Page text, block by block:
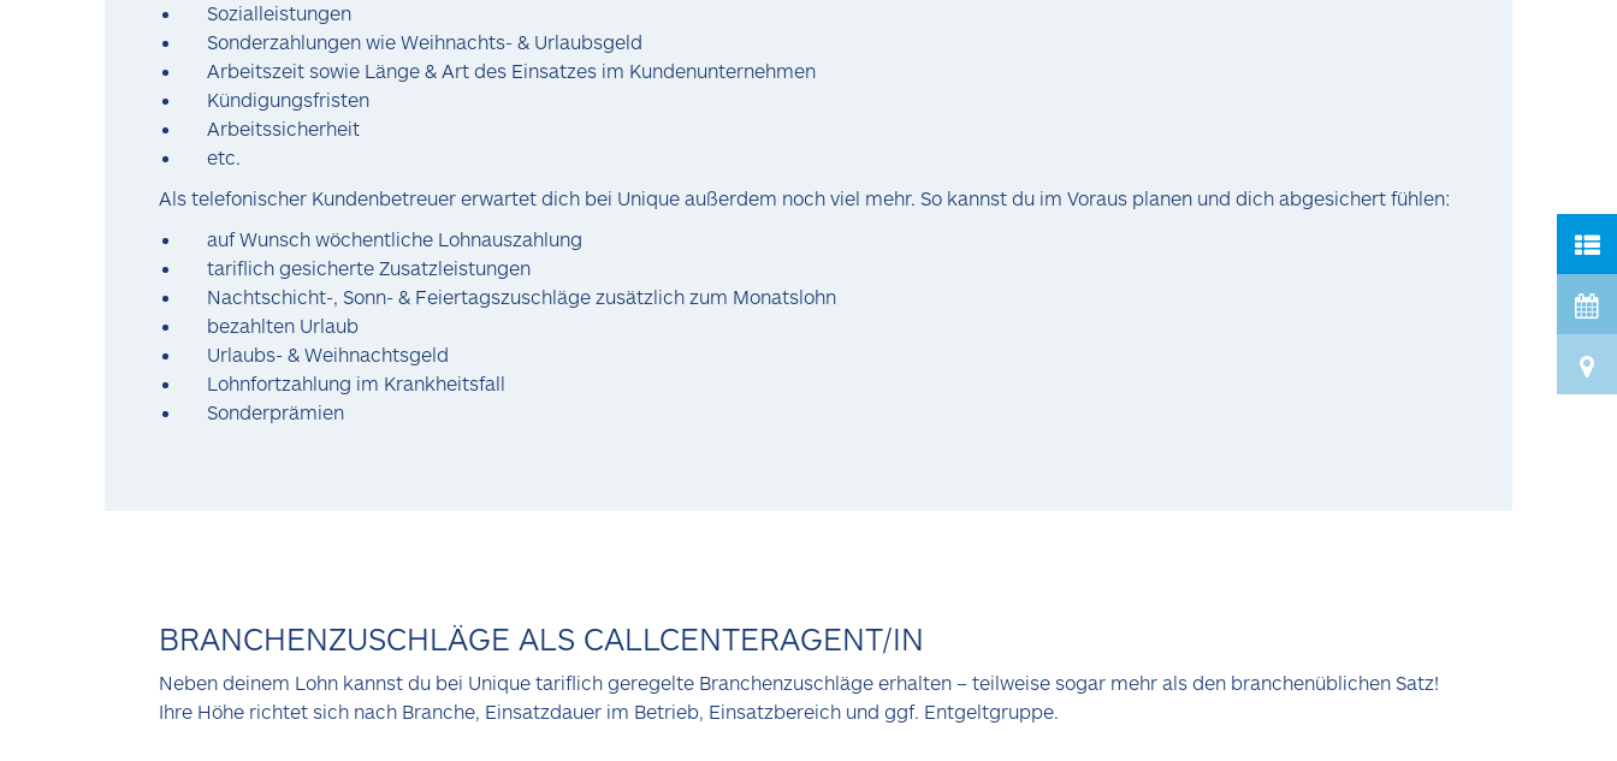
Sozialleistungen
Sonderzahlungen wie Weihnachts- & Urlaubsgeld
Arbeitszeit sowie Länge & Art des Einsatzes im Kundenunternehmen
Kündigungsfristen
Arbeitssicherheit
etc.
Als telefonischer Kundenbetreuer erwartet dich bei Unique außerdem noch viel mehr. So kannst du im Voraus planen und dich abgesichert fühlen:
auf Wunsch wöchentliche Lohnauszahlung
tariflich gesicherte Zusatzleistungen
Nachtschicht-, Sonn- & Feiertagszuschläge zusätzlich zum Monatslohn
bezahlten Urlaub
Urlaubs- & Weihnachtsgeld
Lohnfortzahlung im Krankheitsfall
Sonderprämien
BRANCHENZUSCHLÄGE ALS CALLCENTERAGENT/IN
Neben deinem Lohn kannst du bei Unique tariflich geregelte Branchenzuschläge erhalten – teilweise sogar mehr als den branchenüblichen Satz!
Ihre Höhe richtet sich nach Branche, Einsatzdauer im Betrieb, Einsatzbereich und ggf. Entgeltgruppe.